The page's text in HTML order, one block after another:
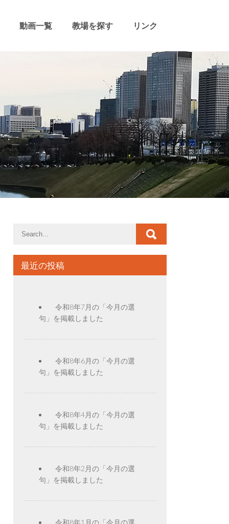
動画一覧 教場を探す リンク
最近の投稿
令和8年7月の「今月の選
句」を掲載しました
令和8年6月の「今月の選
句」を掲載しました
令和8年4月の「今月の選
句」を掲載しました
令和8年2月の「今月の選
句」を掲載しました
令和8年1月の「今月の選